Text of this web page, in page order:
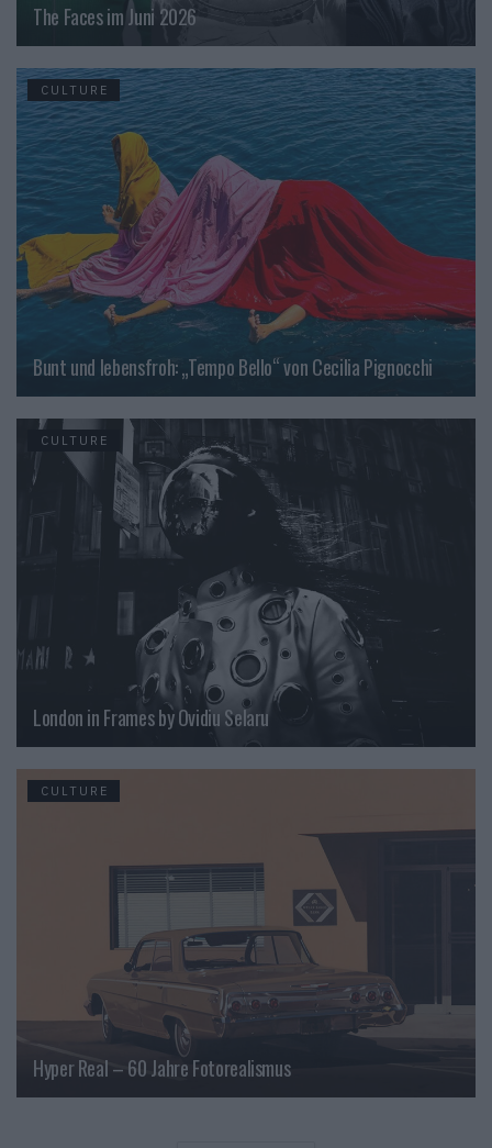
The Faces im Juni 2026
CULTURE
Bunt und lebensfroh: „Tempo Bello“ von Cecilia Pignocchi
CULTURE
London in Frames by Ovidiu Selaru
CULTURE
Hyper Real – 60 Jahre Fotorealismus